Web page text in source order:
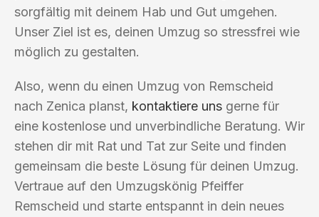
sorgfältig mit deinem Hab und Gut umgehen.
Unser Ziel ist es, deinen Umzug so stressfrei wie
möglich zu gestalten.
Also, wenn du einen Umzug von Remscheid
nach Zenica planst, kontaktiere uns gerne für
eine kostenlose und unverbindliche Beratung. Wir
stehen dir mit Rat und Tat zur Seite und finden
gemeinsam die beste Lösung für deinen Umzug.
Vertraue auf den Umzugskönig Pfeiffer
Remscheid und starte entspannt in dein neues